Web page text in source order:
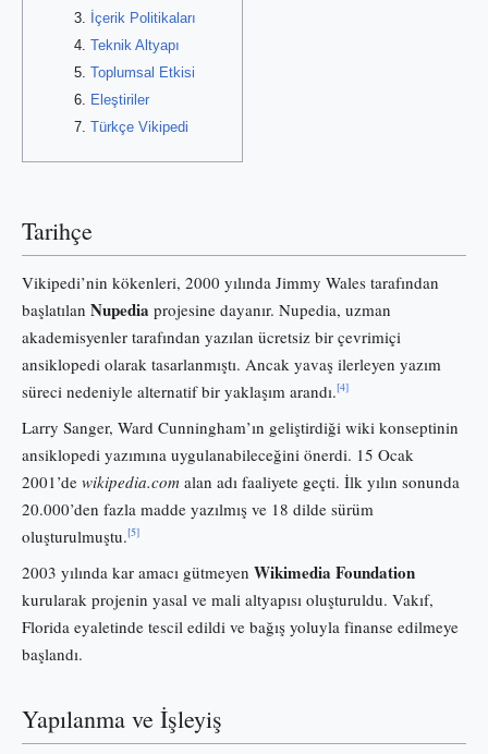
İçerik Politikaları
Teknik Altyapı
Toplumsal Etkisi
Eleştiriler
Türkçe Vikipedi
Tarihçe
Vikipedi’nin kökenleri, 2000 yılında Jimmy Wales tarafından
başlatılan Nupedia projesine dayanır. Nupedia, uzman
akademisyenler tarafından yazılan ücretsiz bir çevrimiçi
ansiklopedi olarak tasarlanmıştı. Ancak yavaş ilerleyen yazım
süreci nedeniyle alternatif bir yaklaşım arandı.[4]
Larry Sanger, Ward Cunningham’ın geliştirdiği wiki konseptinin
ansiklopedi yazımına uygulanabileceğini önerdi. 15 Ocak
2001’de wikipedia.com alan adı faaliyete geçti. İlk yılın sonunda
20.000’den fazla madde yazılmış ve 18 dilde sürüm
oluşturulmuştu.[5]
2003 yılında kar amacı gütmeyen Wikimedia Foundation
kurularak projenin yasal ve mali altyapısı oluşturuldu. Vakıf,
Florida eyaletinde tescil edildi ve bağış yoluyla finanse edilmeye
başlandı.
Yapılanma ve İşleyiş